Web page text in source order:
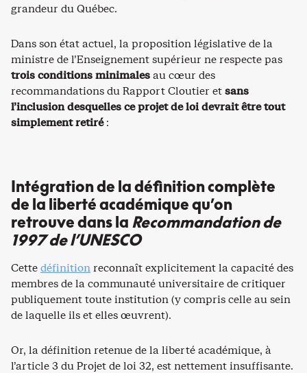
grandeur du Québec.
Dans son état actuel, la proposition législative de la
ministre de l’Enseignement supérieur ne respecte pas
trois conditions minimalesau cœur des
recommandations du Rapport Cloutier etsans
l’inclusion desquelles ce projet de loi devrait être tout
simplement retiré:
Intégration de la définition complète
de la liberté académique qu’on
retrouve dans la Recommandation de
1997 de l’UNESCO
Cettedéfinitionreconnaît explicitement la capacité des
membres de la communauté universitaire de critiquer
publiquement toute institution (y compris celle au sein
de laquelle ils et elles œuvrent).
Or, la définition retenue de la liberté académique, à
l’article 3 du Projet de loi 32, est nettement insuffisante.